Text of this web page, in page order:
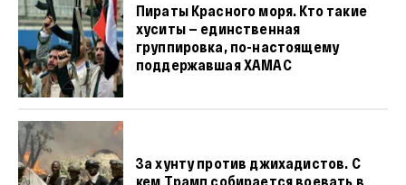
Пираты Красного моря. Кто такие
хуситы — единственная
группировка, по-настоящему
поддержавшая ХАМАС
За хунту против джихадистов. С
кем Трамп собирается воевать в